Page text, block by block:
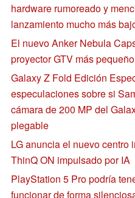
hardware rumoreado y
lanzamiento mucho más
El nuevo Anker Nebula
proyector GTV más pequeño
Galaxy Z Fold Edición
especulaciones sobre si
cámara de 200 MP del
plegable
LG anuncia el nuevo centro
ThinQ ON impulsado por IA
PlayStation 5 Pro podría
funcionar de forma